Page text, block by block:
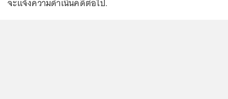
จะแจ้งความดำเนินคดีต่อไป.